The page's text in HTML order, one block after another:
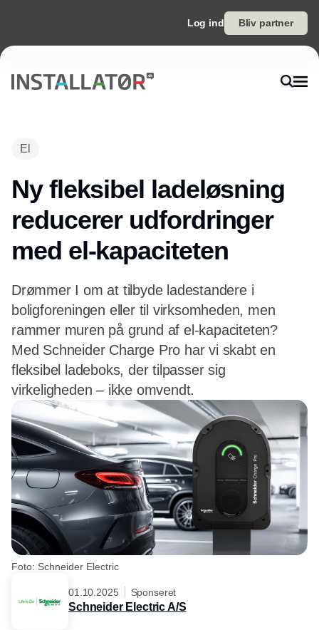
Log ind Bliv partner
El
Ny fleksibel ladeløsning
reducerer udfordringer
med el-kapaciteten
Drømmer I om at tilbyde ladestandere i
boligforeningen eller til virksomheden, men
rammer muren på grund af el-kapaciteten?
Med Schneider Charge Pro har vi skabt en
fleksibel ladeboks, der tilpasser sig
virkeligheden – ikke omvendt.
Foto: Schneider Electric
01.10.2025 Sponseret
Schneider Electric A/S